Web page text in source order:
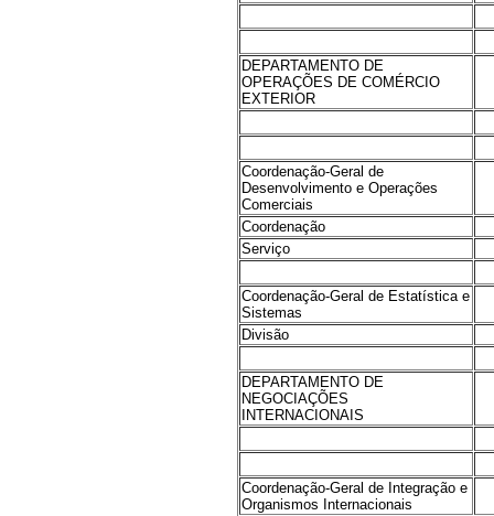
DEPARTAMENTO DE
OPERAÇÕES DE COMÉRCIO
EXTERIOR
Coordenação-Geral de
Desenvolvimento e Operações
Comerciais
Coordenação
Serviço
Coordenação-Geral de Estatística e
Sistemas
Divisão
DEPARTAMENTO DE
NEGOCIAÇÕES
INTERNACIONAIS
Coordenação-Geral de Integração e
Organismos Internacionais